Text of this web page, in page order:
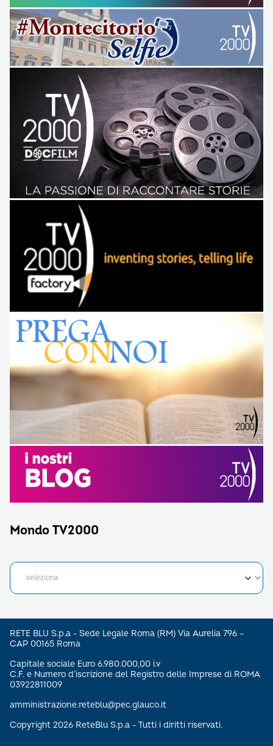
Mondo TV2000
RETE BLU S.p.a - Sede Legale Roma (RM) Via Aurelia 796 –
CAP 00165 Roma
Capitale sociale Euro 6.980.000,00 i.v
C.F. e Numero d’iscrizione del Registro delle Imprese di ROMA
03922811009
amministrazione.reteblu@pec.glauco.it
Copyright 2026 ReteBlu S.p.a - Tutti i diritti riservati.